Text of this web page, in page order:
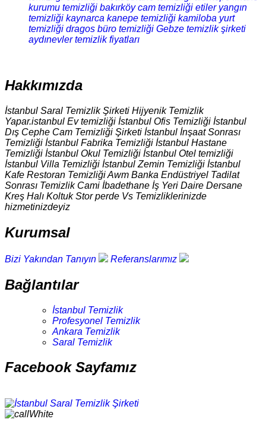
kurumu temizliği bakırköy cam temizliği etiler yangın
temizliği kaynarca kanepe temizliği kamiloba yurt
temizliği dragos büro temizliği Gebze temizlik şirketi
aydınevler temizlik fiyatları
Hakkımızda
İstanbul Saral Temizlik Şirketi Hijyenik Temizlik
Yapar.istanbul Ev temizliği İstanbul Ofis Temizliği İstanbul
Dış Cephe Cam Temizliği Şirketi İstanbul İnşaat Sonrası
Temizliği İstanbul Fabrika Temizliği İstanbul Hastane
Temizliği İstanbul Okul Temizliği İstanbul Otel temizliği
İstanbul Villa Temizliği İstanbul Zemin Temizliği İstanbul
Kafe Restoran Temizliği Awm Banka Endüstriyel Tadilat
Sonrası Temizlik Cami İbadethane İş Yeri Daire Dersane
Kreş Halı Koltuk Stor perde Vs Temizliklerinizde
hizmetinizdeyiz
Kurumsal
Bizi Yakından Tanıyın Referanslarımız
Bağlantılar
İstanbul Temizlik
Profesyonel Temizlik
Ankara Temizlik
Saral Temizlik
Facebook Sayfamız